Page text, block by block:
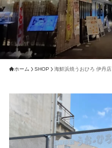
ホーム SHOP 海鮮浜焼うおひろ 伊丹店